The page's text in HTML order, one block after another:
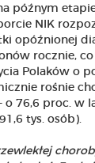
późnym
NIK
opóźnionej
rocznie, co
Polaków o
rośnie
o 76,6 proc. w
tys. osób).